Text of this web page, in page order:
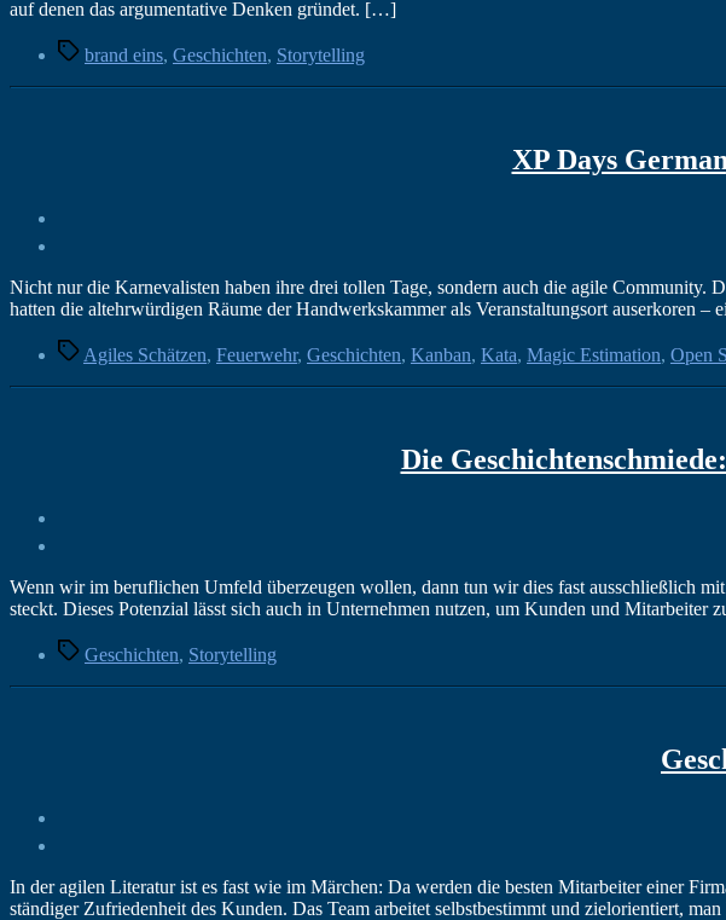
auf denen das argumentative Denken gründet. […]
Schlagwörter
brand eins, Geschichten, Storytelling
XP Days
Nicht nur die Karnevalisten haben ihre drei tollen Tage, sondern auch die agile Community.
hatten die altehrwürdigen Räume der Handwerkskammer als Veranstaltungsort auserkoren
Schlagwörter
Agiles Schätzen, Feuerwehr, Geschichten, Kanban, Kata, Magic Estimation, Open
Die
Wenn wir im beruflichen Umfeld überzeugen wollen, dann tun wir dies fast ausschließlich
steckt. Dieses Potenzial lässt sich auch in Unternehmen nutzen, um Kunden und Mitarbeiter
Schlagwörter
Geschichten, Storytelling
In der agilen Literatur ist es fast wie im Märchen: Da werden die besten Mitarbeiter einer
ständiger Zufriedenheit des Kunden. Das Team arbeitet selbstbestimmt und zielorientiert,